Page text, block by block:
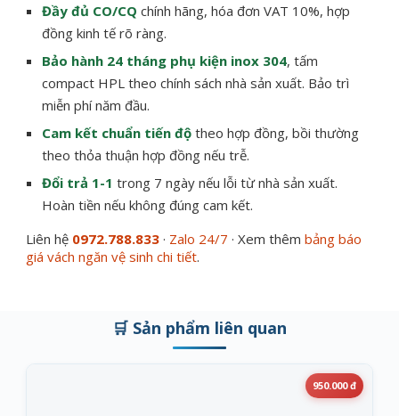
Đầy đủ CO/CQ chính hãng, hóa đơn VAT 10%, hợp
đồng kinh tế rõ ràng.
Bảo hành 24 tháng phụ kiện inox 304, tấm
compact HPL theo chính sách nhà sản xuất. Bảo trì
miễn phí năm đầu.
Cam kết chuẩn tiến độ theo hợp đồng, bồi thường
theo thỏa thuận hợp đồng nếu trễ.
Đổi trả 1-1 trong 7 ngày nếu lỗi từ nhà sản xuất.
Hoàn tiền nếu không đúng cam kết.
Liên hệ 0972.788.833 · Zalo 24/7 · Xem thêm bảng báo
giá vách ngăn vệ sinh chi tiết.
🛒 Sản phẩm liên quan
950.000 đ